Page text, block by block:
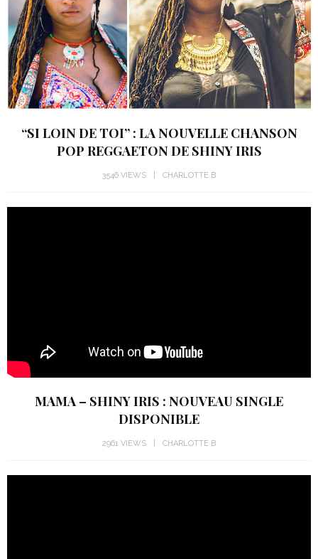
“SI LOIN DE TOI” : LA NOUVELLE CHANSON
POP REGGAETON DE SHINY IRIS
3546 VIEWS CHARLOTTE B
MAMA – SHINY IRIS : NOUVEAU SINGLE
DISPONIBLE
2961 VIEWS CHARLOTTE B